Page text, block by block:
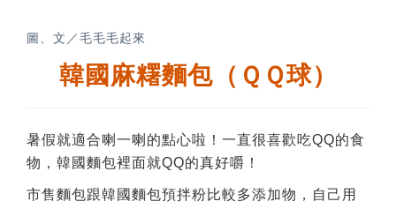
圖、文／毛毛毛起來
韓國麻糬麵包（ＱＱ球）
暑假就適合喇一喇的點心啦！一直很喜歡吃QQ的食
物，韓國麵包裡面就QQ的真好嚼！
市售麵包跟韓國麵包預拌粉比較多添加物，自己用